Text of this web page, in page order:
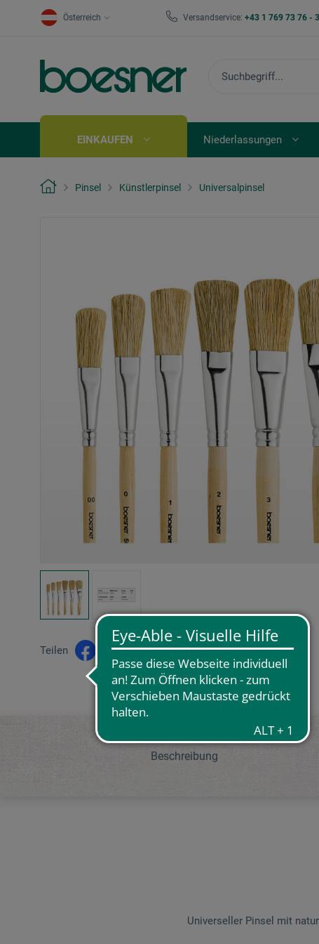
Österreich Versandservice: +43 1 769 73 76 -
EINKAUFEN Niederlassungen
Pinsel Künstlerpinsel Universalpinsel
Teilen
Beschreibung
Universeller Pinsel mit